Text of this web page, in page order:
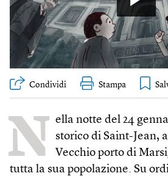
Condividi Stampa
N ella notte del 24
storico di Saint-Jean,
Vecchio porto di
tutta la sua popolazione. Su